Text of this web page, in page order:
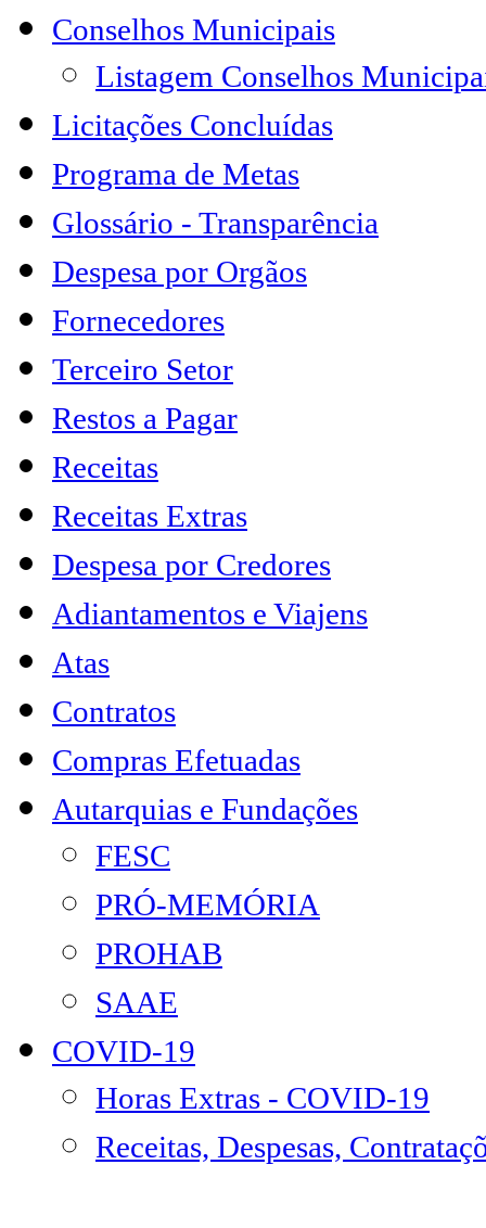
Conselhos Municipais
Listagem Conselhos
Licitações Concluídas
Programa de Metas
Glossário - Transparência
Despesa por Orgãos
Fornecedores
Terceiro Setor
Restos a Pagar
Receitas
Receitas Extras
Despesa por Credores
Adiantamentos e Viajens
Atas
Contratos
Compras Efetuadas
Autarquias e Fundações
FESC
PRÓ-MEMÓRIA
PROHAB
SAAE
COVID-19
Horas Extras - COVID-19
Receitas, Despesas,